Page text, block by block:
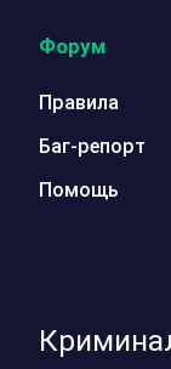
Форум
Правила
Баг-репорт
Помощь